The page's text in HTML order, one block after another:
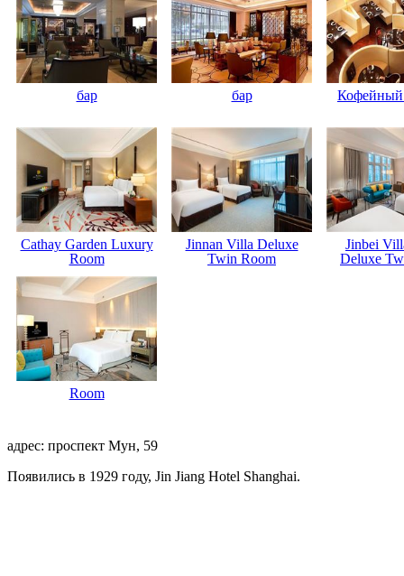
бар бар Кофейный
Cathay Garden Luxury
Room
Jinnan Villa Deluxe
Twin Room
Jinbei
Deluxe
Room
адрес: проспект Мун, 59
Появились в 1929 году, Jin Jiang Hotel Shanghai.